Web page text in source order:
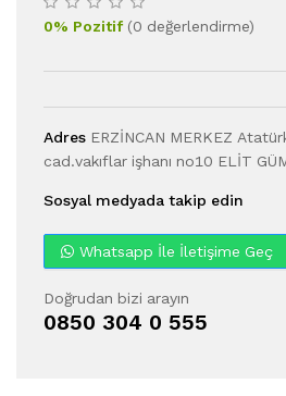
0% Pozitif(0 değerlendirme)
Adres ERZİNCAN MERKEZ
cad.vakıflar işhanı no10 ELİT
Sosyal medyada takip edin
Whatsapp İle İletişime Geç
Doğrudan bizi arayın
0850 304 0 555